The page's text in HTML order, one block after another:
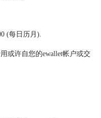
(每日历月).
或许自您的ewallet帐户或交